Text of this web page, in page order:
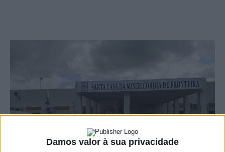
Damos valor à sua privacidade